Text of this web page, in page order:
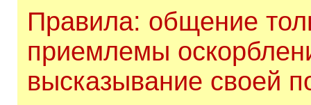
Правила: общение
приемлемы
высказывание своей